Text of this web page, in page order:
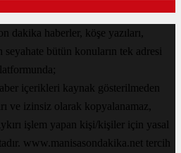
dakika haberler, köşe yazıları,
seyahate bütün konuların tek adresi
içerikleri kaynak gösterilmeden
ve izinsiz olarak kopyalanamaz,
işlem yapan kişi/kişiler için yasal
www.manisasondakika.net tercih